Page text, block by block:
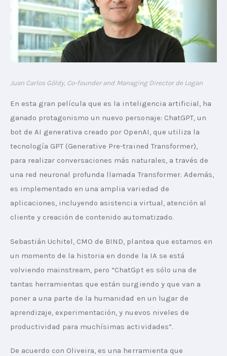
Juan Carlos Göldy, Co-founder and Managing Director de Logan
En esta gran película que es la inteligencia artificial, ha
ganado protagonismo un nuevo personaje: ChatGPT, un
bot de AI generativa creado por OpenAI, que utiliza la
tecnología GPT (Generative Pre-trained Transformer),
para realizar conversaciones más naturales, a través de
una red neuronal profunda llamada Transformer. Además,
es implementado en una amplia variedad de
aplicaciones, incluyendo asistencia virtual, atención al
cliente y creación de contenido automatizado.
Sebastián Uchitel, CMO de BIND, plantea que estamos en
un momento de la historia en donde la IA se está
volviendo mainstream, pero “ChatGpt es sólo una de
tantas herramientas que están surgiendo y que van a
poner a una parte de la humanidad en un lugar de
aprendizaje, experimentación, y nuevos niveles de
productividad para muchísimas actividades”.
De acuerdo con Oliveira, es una herramienta que